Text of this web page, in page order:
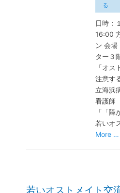
日
る
日時：
16:00
ン 会場
ター３
「オ
注意す
立海浜
看護
「「
若いオ
More …
若いオストメイト交